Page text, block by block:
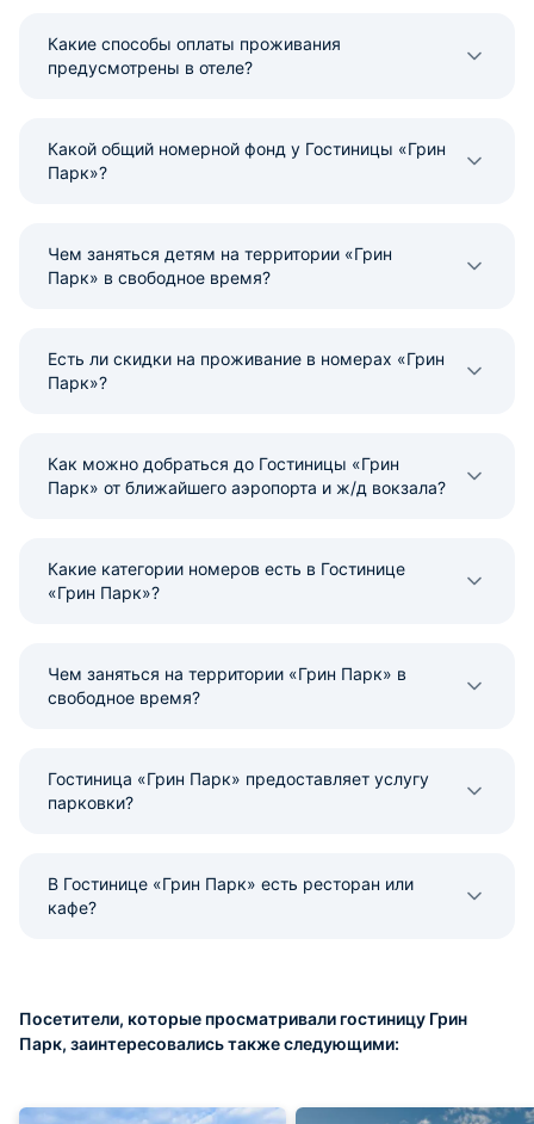
Какие способы оплаты проживания
предусмотрены в отеле?
Какой общий номерной фонд у Гостиницы «Грин
Парк»?
Чем заняться детям на территории «Грин
Парк» в свободное время?
Есть ли скидки на проживание в номерах «Грин
Парк»?
Как можно добраться до Гостиницы «Грин
Парк» от ближайшего аэропорта и ж/д вокзала?
Какие категории номеров есть в Гостинице
«Грин Парк»?
Чем заняться на территории «Грин Парк» в
свободное время?
Гостиница «Грин Парк» предоставляет услугу
парковки?
В Гостинице «Грин Парк» есть ресторан или
кафе?
Посетители, которые просматривали гостиницу Грин
Парк, заинтересовались также следующими: